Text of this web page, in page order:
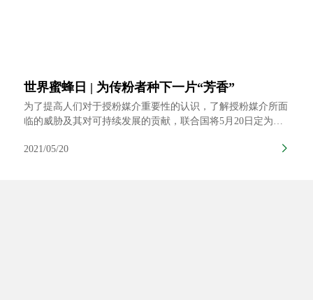
世界蜜蜂日 | 为传粉者种下一片“芳香”
为了提高人们对于授粉媒介重要性的认识，了解授粉媒介所面
临的威胁及其对可持续发展的贡献，联合国将5月20日定为世
·扬沙于18世纪在他的家乡斯洛文尼亚率先采用了现代养蜂技
2021/05/20